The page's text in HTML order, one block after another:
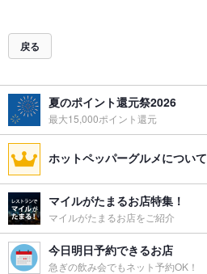
戻る
夏のポイント還元祭2026
最大15,000ポイント還元
ホットペッパーグルメについて
マイルがたまるお店特集！
マイルがたまるお店をご紹介
今日明日予約できるお店
急ぎの飲み会でもネット予約OK！